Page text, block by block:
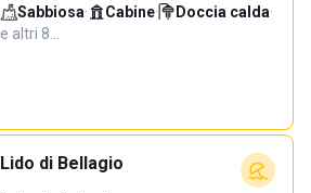
Sabbiosa· Cabine· Doccia calda·
e altri 8…
Lido di Bellagio